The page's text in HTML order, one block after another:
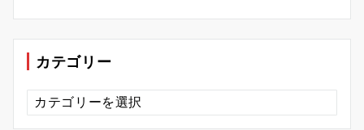
カテゴリー
カ
テ
ゴ